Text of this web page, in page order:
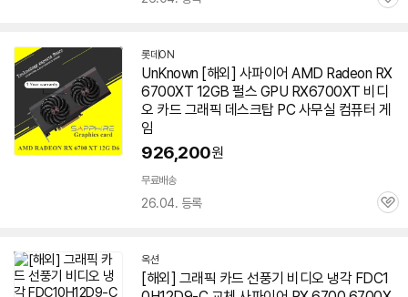
관
롯데ON
UnKnown [해외] 사파이어 AMD Radeon RX
6700XT 12GB 펄스 GPU RX6700XT 비디
오 카드 그래픽 데스크탑 PC 사무실 컴퓨터 게
임
926,200원
무료배송
26.04. 등록
관
옥션
[해외] 그래픽 카드 선풍기 비디오 냉각 FDC1